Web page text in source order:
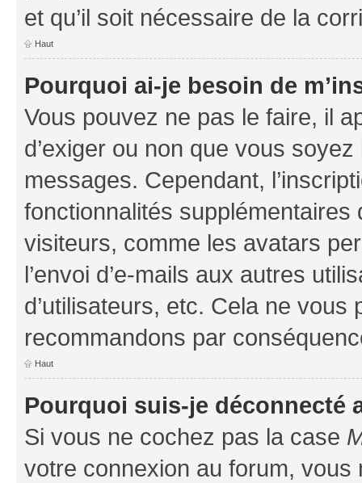
et qu’il soit nécessaire de la
Haut
Pourquoi ai-je besoin de
Vous pouvez ne pas le faire, il
d’exiger ou non que vous
messages. Cependant,
fonctionnalités
visiteurs, comme les avatars
l’envoi d’e-mails aux autres
d’utilisateurs, etc. Cela ne vous
recommandons par
Haut
Pourquoi suis-je déconnecté
Si vous ne cochez pas la case
votre connexion au forum,